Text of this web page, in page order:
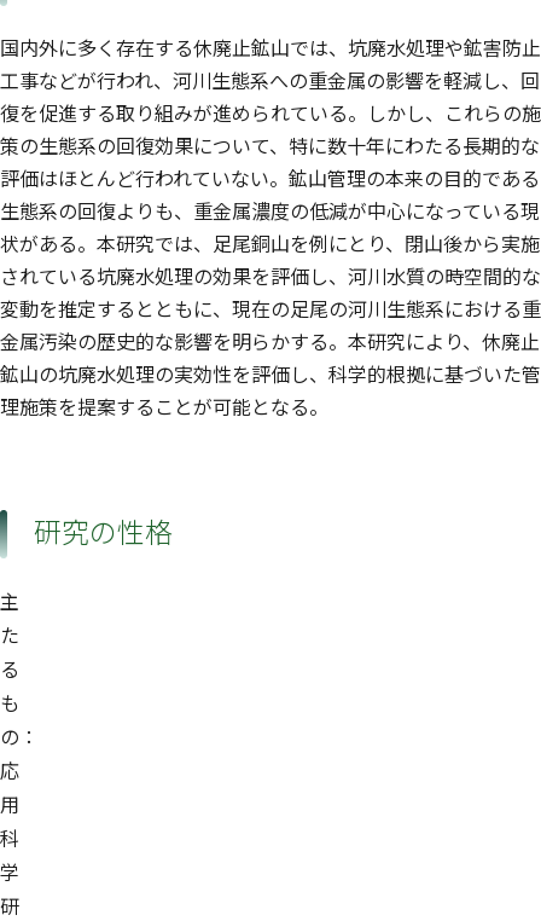
国内外に多く存在する休廃止鉱山では、坑廃水処理や鉱害防止
工事などが行われ、河川生態系への重金属の影響を軽減し、回
復を促進する取り組みが進められている。しかし、これらの施
策の生態系の回復効果について、特に数十年にわたる長期的な
評価はほとんど行われていない。鉱山管理の本来の目的である
生態系の回復よりも、重金属濃度の低減が中心になっている現
状がある。本研究では、足尾銅山を例にとり、閉山後から実施
されている坑廃水処理の効果を評価し、河川水質の時空間的な
変動を推定するとともに、現在の足尾の河川生態系における重
金属汚染の歴史的な影響を明らかする。本研究により、休廃止
鉱山の坑廃水処理の実効性を評価し、科学的根拠に基づいた管
理施策を提案することが可能となる。
研究の性格
主
た
る
も
の：
応
用
科
学
研